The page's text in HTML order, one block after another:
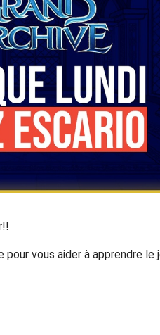
pour vous aider à apprendre